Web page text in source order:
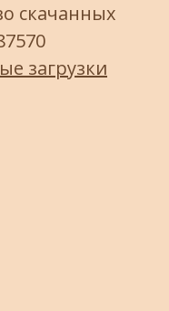
скачанных
загрузки